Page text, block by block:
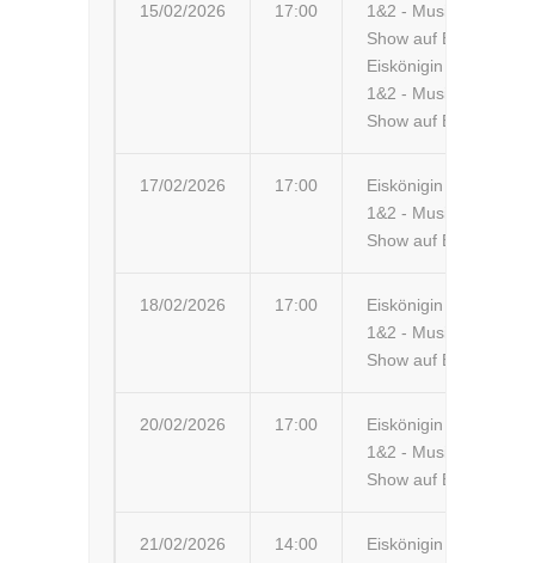
15/02/2026
17:00
1&2 - Musik-
Show auf Eis
Eiskönigin
1&2 - Musik-
Show auf Eis
17/02/2026 17:00
Eiskönigin
1&2 - Musik-
Show auf Eis
18/02/2026 17:00
Eiskönigin
1&2 - Musik-
Show auf Eis
20/02/2026 17:00
Eiskönigin
1&2 - Musik-
Show auf Eis
21/02/2026 14:00
Eiskönigin